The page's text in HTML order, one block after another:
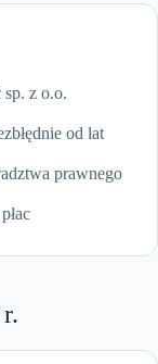
sp. z o.o.
od lat
prawnego